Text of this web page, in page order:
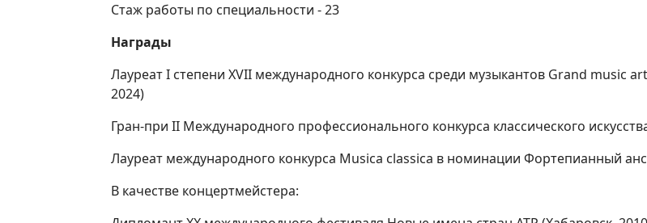
Стаж работы по специальности - 23
Награды
Лауреат I степени XVII международного конкурса среди музыкантов Grand music
2024)
Гран-при II Международного профессионального конкурса классического
Лауреат международного конкурса Musica classica в номинации Фортепианный
В качестве концертмейстера: